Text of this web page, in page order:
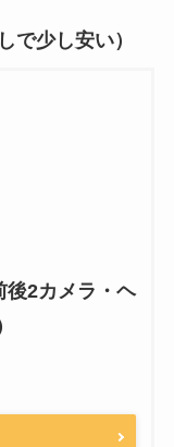
で少し安い）
後2カメラ・ヘ